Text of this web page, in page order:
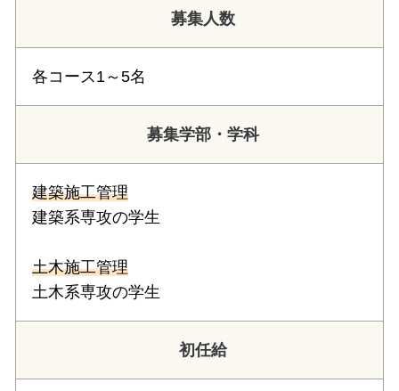
募集人数
各コース1～5名
募集学部・学科
建築施工管理
建築系専攻の学生
土木施工管理
土木系専攻の学生
初任給